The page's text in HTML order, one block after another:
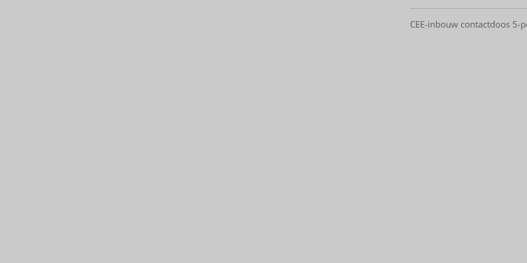
CEE-inbouw contactdoos 5-